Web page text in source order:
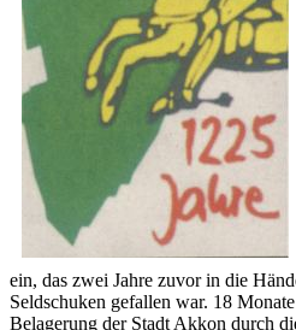
ein, das zwei Jahre zuvor in die
Seldschuken gefallen war. 18
Belagerung der Stadt Akkon durch